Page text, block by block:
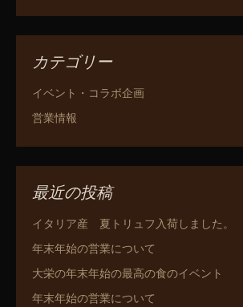
カテゴリー
イベント・コラボ企画
営業情報
最近の投稿
イタリア産 夏トリュフ入荷しました。
年末年始の営業について
大栄の年末年始の最高の食のイベント
年末年始の営業について